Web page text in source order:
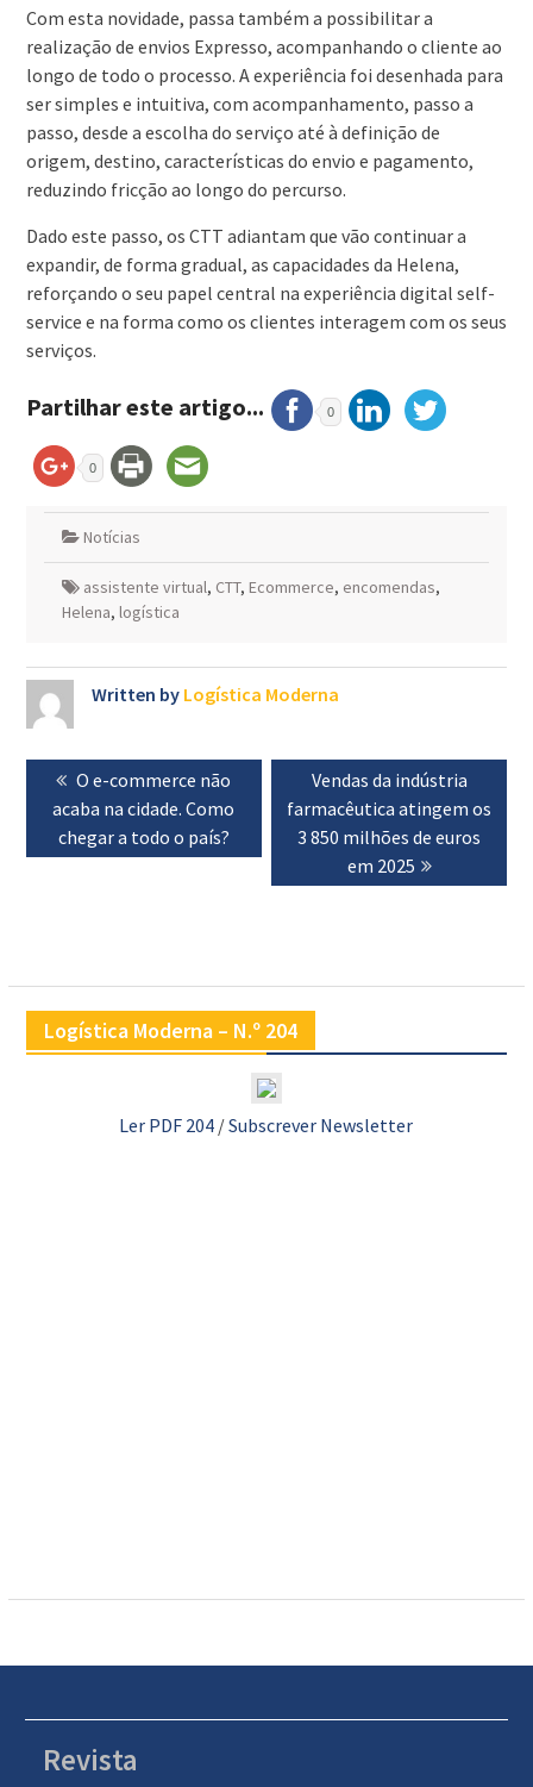
Com esta novidade, passa também a possibilitar a
realização de envios Expresso, acompanhando o cliente ao
longo de todo o processo. A experiência foi desenhada para
ser simples e intuitiva, com acompanhamento, passo a
passo, desde a escolha do serviço até à definição de
origem, destino, características do envio e pagamento,
reduzindo fricção ao longo do percurso.
Dado este passo, os CTT adiantam que vão continuar a
expandir, de forma gradual, as capacidades da Helena,
reforçando o seu papel central na experiência digital self-
service e na forma como os clientes interagem com os seus
serviços.
Partilhar este artigo... 0
0
Notícias
assistente virtual, CTT, Ecommerce, encomendas,
Helena, logística
Written by Logística Moderna
Navegação
artigos
Previous
post:
O e-commerce não
acaba na cidade. Como
chegar a todo o país?
Next
post:
Vendas da indústria
farmacêutica atingem os
3 850 milhões de euros
em 2025
Logística Moderna – N.º 204
Ler PDF 204 /Subscrever Newsletter
Revista